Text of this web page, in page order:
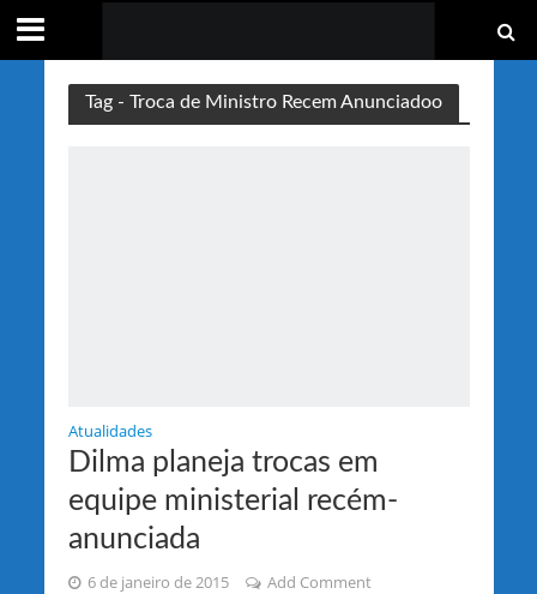
Tag - Troca de Ministro Recem Anunciadoo
Atualidades
Dilma planeja trocas em
equipe ministerial recém-
anunciada
6 de janeiro de 2015 Add Comment